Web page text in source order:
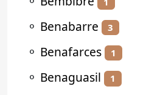
⚬ Benabarre 3
⚬ Benafarces 1
⚬ Benaguasil 1